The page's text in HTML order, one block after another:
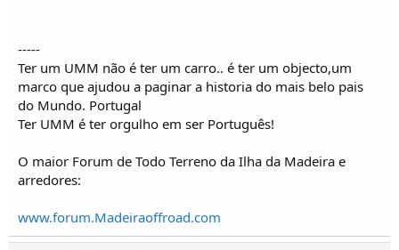
-----
Ter um UMM não é ter um carro.. é ter um objecto,um
marco que ajudou a paginar a historia do mais belo pais
do Mundo. Portugal
Ter UMM é ter orgulho em ser Português!
O maior Forum de Todo Terreno da Ilha da Madeira e
arredores:
www.forum.Madeiraoffroad.com